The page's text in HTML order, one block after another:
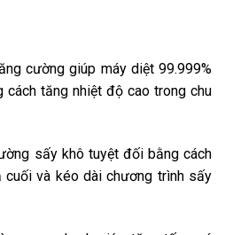
cường giúp máy diệt 99.999%
cách tăng nhiệt độ cao trong chu
sấy khô tuyệt đối bằng cách
cuối và kéo dài chương trình sấy